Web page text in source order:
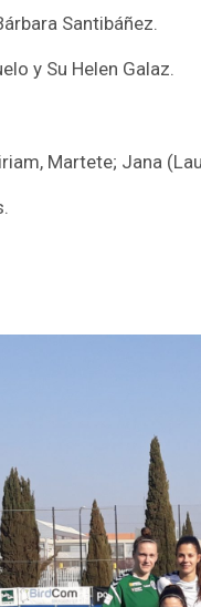
Santibáñez.
y Su Helen Galaz.
Martete; Jana